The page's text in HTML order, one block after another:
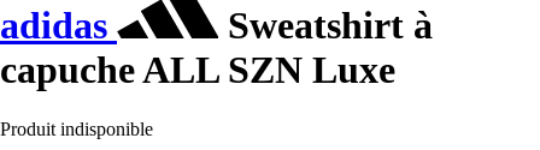
adidas
Sweatshirt à
capuche ALL SZN Luxe
Produit indisponible